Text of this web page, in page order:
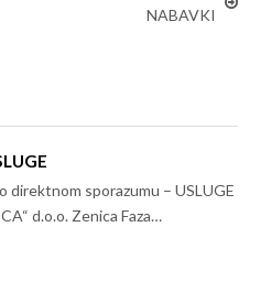
NABAVKI
sporazumu – USLUGE
d.o.o. Zenica Faza…